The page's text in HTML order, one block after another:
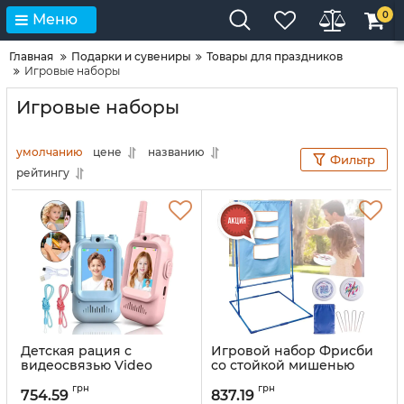
Меню 0
Главная Подарки и сувениры
Товары для праздников
Игровые наборы
Игровые наборы
умолчанию цене
названию
рейтингу
Фильтр
Детская рация с
видеосвязью Video
штуки аккумуляторная
754.59 грн
Игровой набор Фрисби
со стойкой мишенью
9888-11 для детей и
837.19 грн